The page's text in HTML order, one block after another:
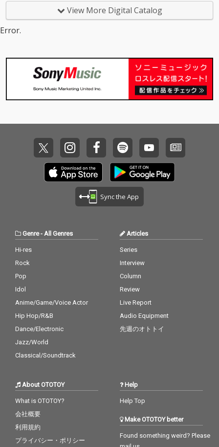
View More Digital Catalog
Error.
Sync the App
Genre- All Genres
Hi-res
Rock
Pop
Idol
Anime/Game/Voice Actor
Hip Hop/R&B
Dance/Electronic
Jazz/World
Classical/Soundtrack
Articles
Series
Interview
Column
Review
Live Report
Audio Equipment
先週のオトトイ
About OTOTOY
What is OTOTOY?
会社概要
利用規約
プライバシー・ポリシー
Help
Help Top
Make OTOTOY better
Found something weird? Please